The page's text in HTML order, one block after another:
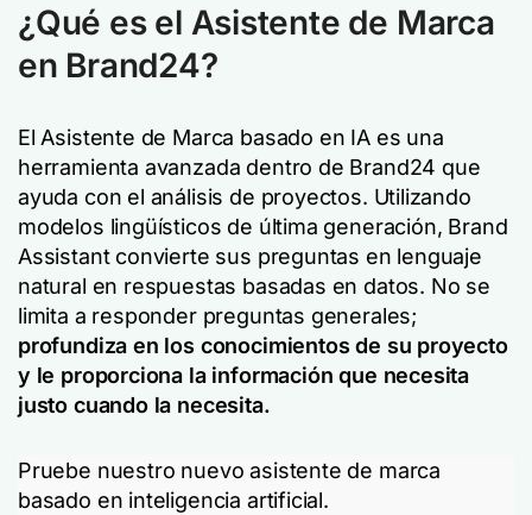
¿Qué es el Asistente de Marca
en Brand24?
El Asistente de Marca basado en IA es una
herramienta avanzada dentro de Brand24 que
ayuda con el análisis de proyectos. Utilizando
modelos lingüísticos de última generación, Brand
Assistant convierte sus preguntas en lenguaje
natural en respuestas basadas en datos. No se
limita a responder preguntas generales;
profundiza en los conocimientos de su proyecto
y le proporciona la información que necesita
justo cuando la necesita.
Pruebe nuestro nuevo asistente de marca
basado en inteligencia artificial.